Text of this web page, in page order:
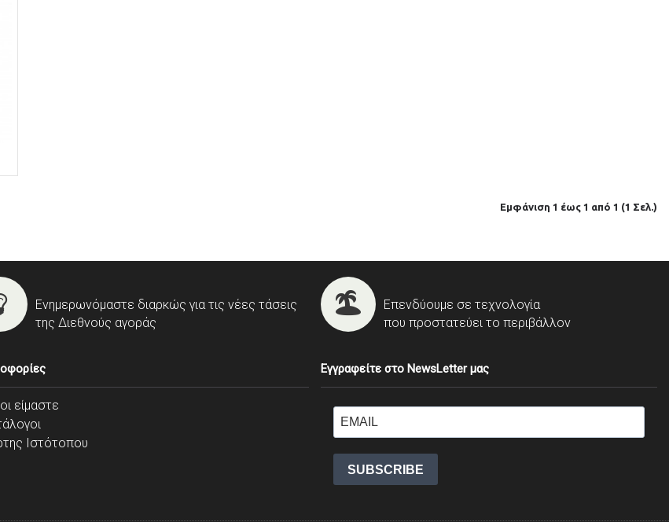
Εμφάνιση 1 έως 1 από 1 (1 Σελ.)
Ενημερωνόμαστε διαρκώς για τις νέες τάσεις
της Διεθνούς αγοράς
Επενδύουμε σε τεχνολογία
που προστατεύει το περιβάλλον
είμαστε
Ιστότοπου
Εγγραφείτε στο NewsLetter μας
SUBSCRIBE